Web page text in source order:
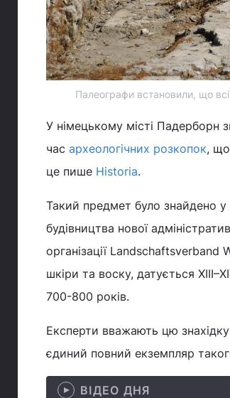
Палеографи встановили, що
У німецькому місті
час археологічних розкопок, що
це пише Historia.
Такий предмет було знайдено у
будівництва нової
організації
шкіри та воску, датується
700-800 років.
Експерти вважають цю
єдиний повний екземпляр
ВІДЕО ДНЯ